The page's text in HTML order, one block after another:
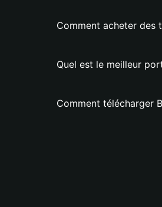
Comment acheter des
Quel est le meilleur
Comment télécharger